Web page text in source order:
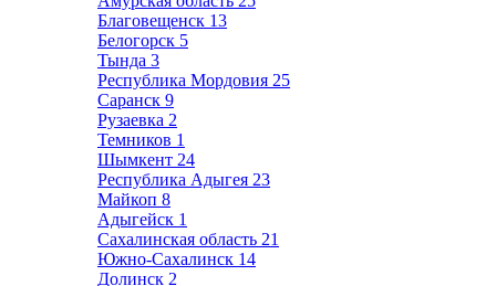
Благовещенск 13
Белогорск 5
Тында 3
Республика Мордовия 25
Саранск 9
Рузаевка 2
Темников 1
Шымкент 24
Республика Адыгея 23
Майкоп 8
Адыгейск 1
Сахалинская область 21
Южно-Сахалинск 14
Долинск 2